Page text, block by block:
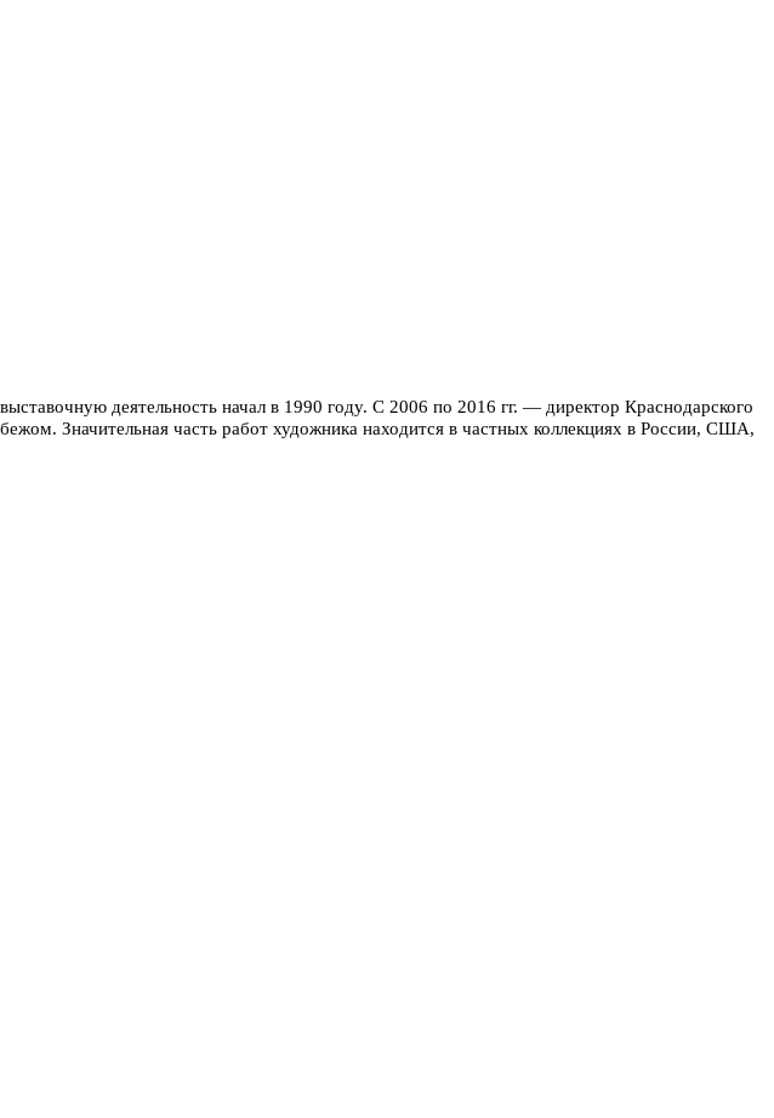
деятельность начал в 1990 году. С 2006 по 2016 гг. — директор Краснодарского
Значительная часть работ художника находится в частных коллекциях в России, США,